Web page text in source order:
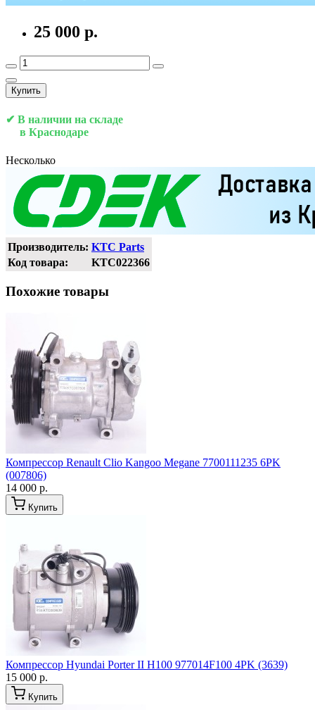
25 000 р.
Купить
✔ В наличии на складе
в Краснодаре
Несколько
Производитель: KTC Parts
Код товара:
KTC022366
Похожие товары
Компрессор Renault Clio Kangoo Megane 7700111235 6PK
(007806)
14 000 р.
Купить
Компрессор Hyundai Porter II H100 977014F100 4PK (3639)
15 000 р.
Купить